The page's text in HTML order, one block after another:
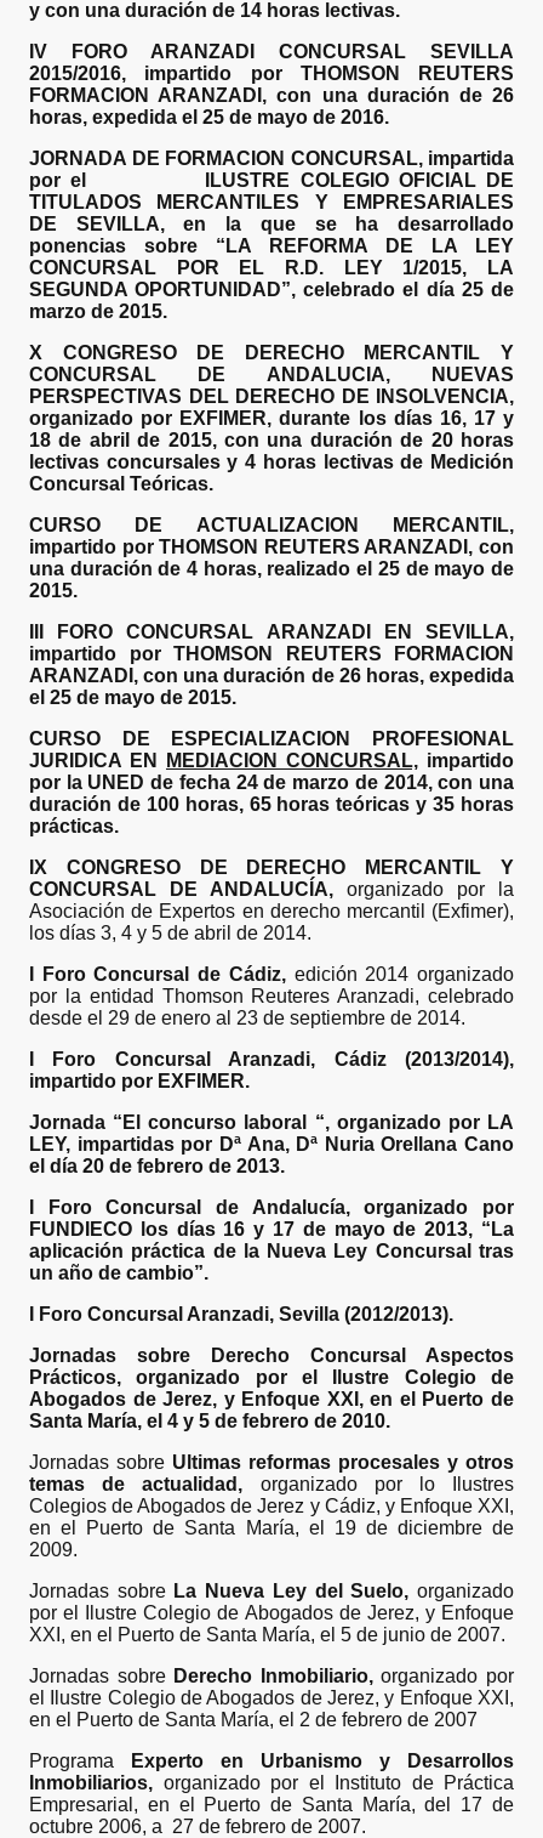
y con una duración de 14 horas lectivas.
IV FORO ARANZADI CONCURSAL SEVILLA
2015/2016, impartido por THOMSON REUTERS
FORMACION ARANZADI, con una duración de 26
horas, expedida el 25 de mayo de 2016.
JORNADA DE FORMACION CONCURSAL, impartida
por el ILUSTRE COLEGIO OFICIAL DE
TITULADOS MERCANTILES Y EMPRESARIALES
DE SEVILLA, en la que se ha desarrollado
ponencias sobre “LA REFORMA DE LA LEY
CONCURSAL POR EL R.D. LEY 1/2015, LA
SEGUNDA OPORTUNIDAD”, celebrado el día 25 de
marzo de 2015.
X CONGRESO DE DERECHO MERCANTIL Y
CONCURSAL DE ANDALUCIA, NUEVAS
PERSPECTIVAS DEL DERECHO DE INSOLVENCIA,
organizado por EXFIMER, durante los días 16, 17 y
18 de abril de 2015, con una duración de 20 horas
lectivas concursales y 4 horas lectivas de Medición
Concursal Teóricas.
CURSO DE ACTUALIZACION MERCANTIL,
impartido por THOMSON REUTERS ARANZADI, con
una duración de 4 horas, realizado el 25 de mayo de
2015.
III FORO CONCURSAL ARANZADI EN SEVILLA,
impartido por THOMSON REUTERS FORMACION
ARANZADI, con una duración de 26 horas, expedida
el 25 de mayo de 2015.
CURSO DE ESPECIALIZACION PROFESIONAL
JURIDICA EN
MEDIACION CONCURSAL, impartido
por la UNED de fecha 24 de marzo de 2014, con una
duración de 100 horas, 65 horas teóricas y 35 horas
prácticas.
IX CONGRESO DE DERECHO MERCANTIL Y
CONCURSAL DE ANDALUCÍA, organizado por la
Asociación de Expertos en derecho mercantil (Exfimer),
los días 3, 4 y 5 de abril de 2014.
I Foro Concursal de Cádiz, edición 2014 organizado
por la entidad Thomson Reuteres Aranzadi, celebrado
desde el 29 de enero al 23 de septiembre de 2014.
I Foro Concursal Aranzadi, Cádiz (2013/2014),
impartido por EXFIMER.
Jornada “El concurso laboral “, organizado por LA
LEY, impartidas por Dª Ana, Dª Nuria Orellana Cano
el día 20 de febrero de 2013.
I Foro Concursal de Andalucía, organizado por
FUNDIECO los días 16 y 17 de mayo de 2013, “La
aplicación práctica de la Nueva Ley Concursal tras
un año de cambio”.
I Foro Concursal Aranzadi, Sevilla (2012/2013).
Jornadas sobre Derecho Concursal Aspectos
Prácticos, organizado por el Ilustre Colegio de
Abogados de Jerez, y Enfoque XXI, en el Puerto de
Santa María, el 4 y 5 de febrero de 2010.
Jornadas sobre Ultimas reformas procesales y otros
temas de actualidad, organizado por lo Ilustres
Colegios de Abogados de Jerez y Cádiz, y Enfoque XXI,
en el Puerto de Santa María, el 19 de diciembre de
2009.
Jornadas sobre La Nueva Ley del Suelo,organizado
por el Ilustre Colegio de Abogados de Jerez, y Enfoque
XXI, en el Puerto de Santa María, el 5 de junio de 2007.
Jornadas sobre Derecho Inmobiliario,organizado por
el Ilustre Colegio de Abogados de Jerez, y Enfoque XXI,
en el Puerto de Santa María, el 2 de febrero de 2007
Programa
Experto en Urbanismo y Desarrollos
Inmobiliarios, organizado por el Instituto de Práctica
Empresarial, en el Puerto de Santa María, del 17 de
octubre 2006, a 27 de febrero de 2007.